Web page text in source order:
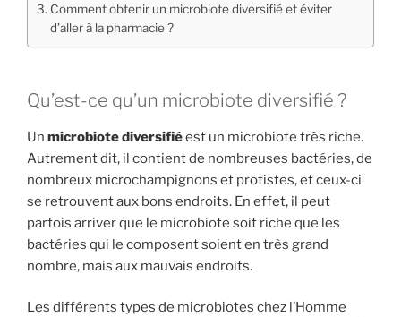
Comment obtenir un microbiote diversifié et éviter
d’aller à la pharmacie ?
Qu’est-ce qu’un microbiote diversifié ?
Un microbiote diversifiéest un microbiote très riche.
Autrement dit, il contient de nombreuses bactéries, de
nombreux microchampignons et protistes, et ceux-ci
se retrouvent aux bons endroits. En effet, il peut
parfois arriver que le microbiote soit riche que les
bactéries qui le composent soient en très grand
nombre, mais aux mauvais endroits.
Les différents types de microbiotes chez l’Homme